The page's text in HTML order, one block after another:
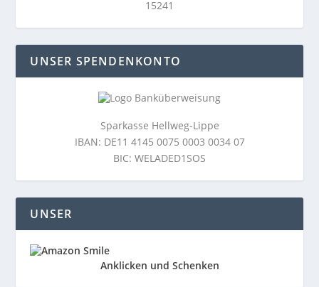
15241
UNSER SPENDENKONTO
Sparkasse Hellweg-Lippe
IBAN: DE11 4145 0075 0003 0034 07
BIC: WELADED1SOS
UNSER
Anklicken und Schenken